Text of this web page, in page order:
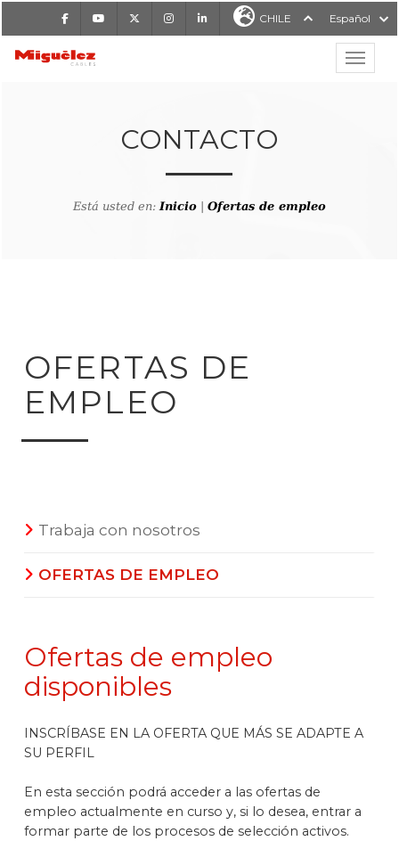
FacebookYoutube InstagramLinkedIn CHILE Español
MIGUÉLEZ CABLES
CONTACTO
Está usted en:Inicio Ofertas de empleo
OFERTAS DE
EMPLEO
Trabaja con nosotros
OFERTAS DE EMPLEO
Ofertas de empleo
disponibles
INSCRÍBASE EN LA OFERTA QUE MÁS SE ADAPTE A
SU PERFIL
En esta sección podrá acceder a las ofertas de
empleo actualmente en curso y, si lo desea, entrar a
formar parte de los procesos de selección activos.